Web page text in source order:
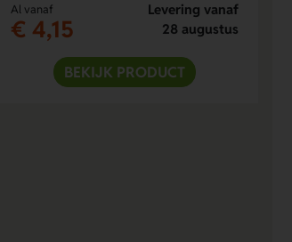
Al vanaf
€ 4,15
Levering vanaf
28 augustus
BEKIJK PRODUCT